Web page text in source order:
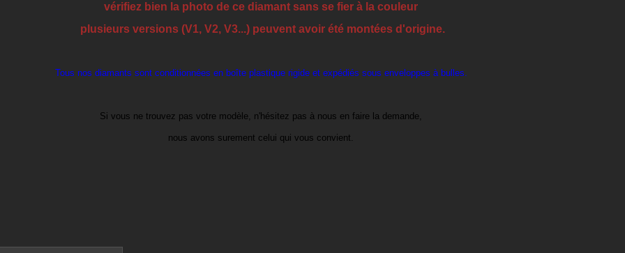
vérifiez bien la photo de ce diamant sans se fier à la couleur
plusieurs versions (V1, V2, V3...) peuvent avoir été montées d'origine.
Tous nos diamants sont conditionnées en boîte plastique rigide et expédiés sous enveloppes à bulles.
Si vous ne trouvez pas votre modèle, n'hésitez pas à nous en faire la demande,
nous avons surement celui qui vous convient.